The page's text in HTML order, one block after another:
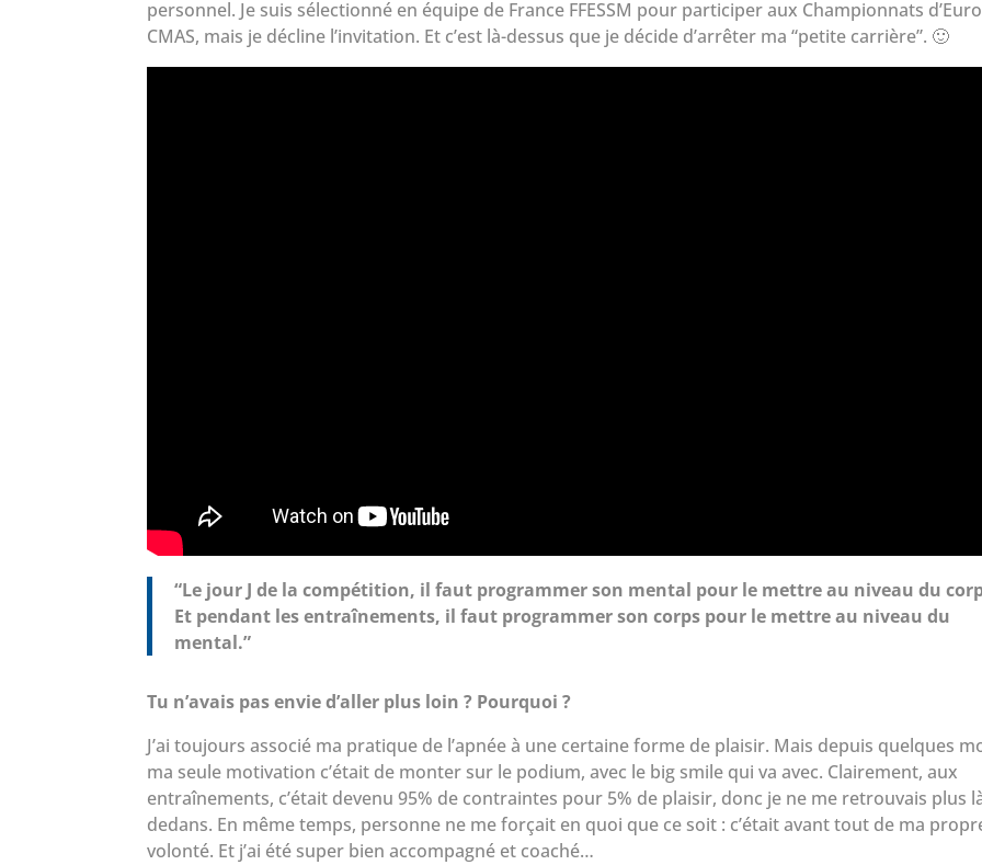
personnel. Je suis sélectionné en équipe de France FFESSM pour participer aux Championnats
CMAS, mais je décline l’invitation. Et c’est là-dessus que je décide d’arrêter ma “petite carrière”. 🙂
“Le jour J de la compétition, il faut programmer son mental pour le mettre au niveau du
Et pendant les entraînements, il faut programmer son corps pour le mettre au niveau du
mental.”
Tu n’avais pas envie d’aller plus loin ? Pourquoi ?
J’ai toujours associé ma pratique de l’apnée à une certaine forme de plaisir. Mais depuis quelques
ma seule motivation c’était de monter sur le podium, avec le big smile qui va avec. Clairement, aux
entraînements, c’était devenu 95% de contraintes pour 5% de plaisir, donc je ne me retrouvais plus
dedans. En même temps, personne ne me forçait en quoi que ce soit : c’était avant tout de ma
volonté. Et j’ai été super bien accompagné et coaché…